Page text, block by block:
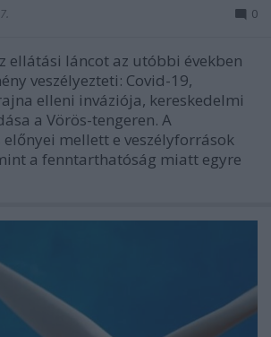
0
ellátási láncot az utóbbi években
veszélyezteti: Covid-19,
elleni inváziója, kereskedelmi
a Vörös-tengeren. A
mellett e veszélyforrások
a fenntarthatóság miatt egyre